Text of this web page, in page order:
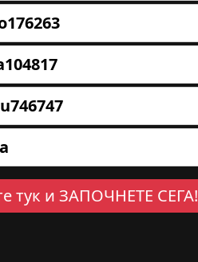
тук и ЗАПОЧНЕТЕ СЕГА!